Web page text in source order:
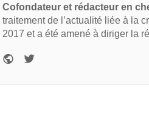
Cofondateur et rédacteur en
traitement de l’actualité liée à la
2017 et a été amené à diriger la